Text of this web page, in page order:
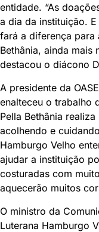
entidade. “As
a dia da instituição.
fará a diferença para
Bethânia, ainda mais
destacou o diácono
A presidente da
enalteceu o trabalho
Pella Bethânia
acolhendo e
Hamburgo Velho
ajudar a instituição
costuradas com
aquecerão muitos
O ministro da
Luterana Hamburgo